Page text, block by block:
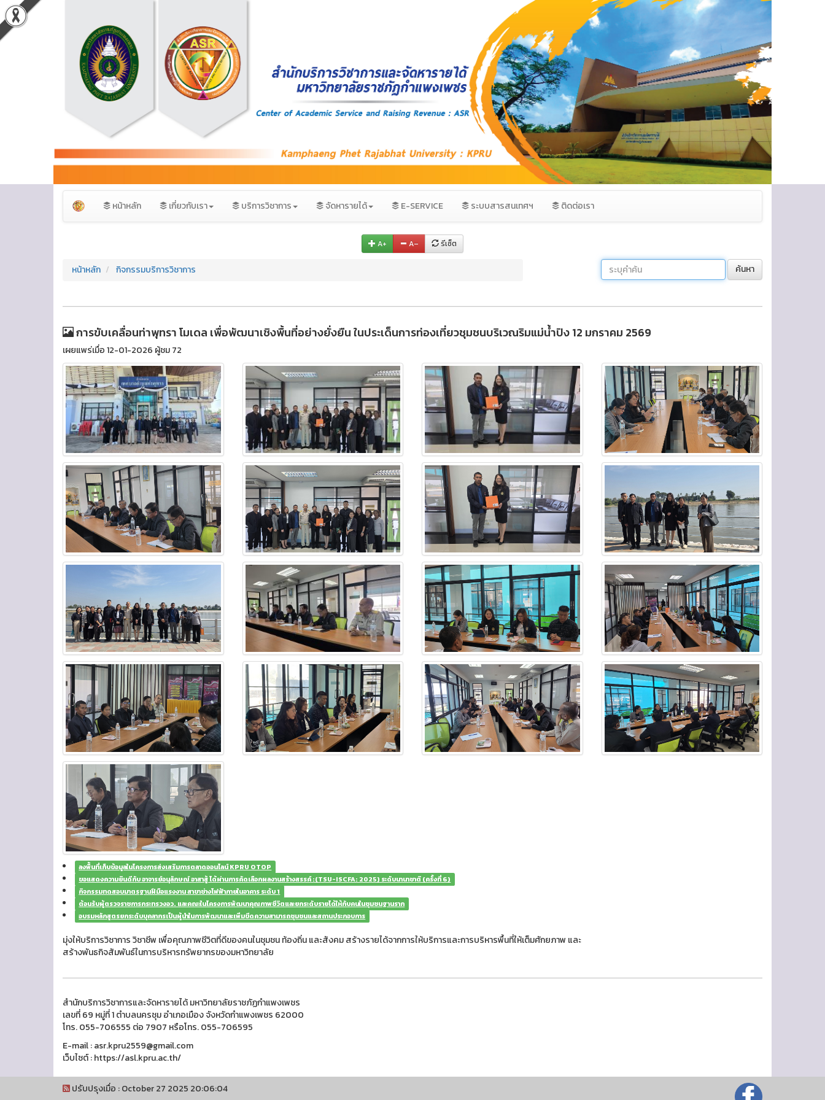
หน้าหลัก เกี่ยวกับเรา บริการวิชาการ จัดหารายได้ E-SERVICE ระบบสารสนเทศฯ ติดต่อเรา
A+ A– รีเซ็ต
หน้าหลัก กิจกรรมบริการวิชาการ ค้นหา
การขับเคลื่อนท่าพุทรา โมเดล เพื่อพัฒนาเชิงพื้นที่อย่างยั่งยืน ในประเด็นการท่องเที่ยวชุมชนบริเวณริมแม่น้ำปิง 12 มกราคม 2569
เผยแพร่เมื่อ 12-01-2026 ผู้ชม 72
ลงพืันที่เก็บข้อมูลในโครงการส่งเสริมการตลาดออนไลน์ KPRU OTOP
ขอแสดงความยินดีกับ อาจารย์อนุลักษณ์ อาสาสู้ ได้ผ่านการคัดเลือกผลงานสร้างสรรค์ :(TSU-ISCFA: 2025) ระดับนานาชาติ (ครั้งที่ 6)
กิจกรรมทดสอบมาตรฐานฝีมือแรงงาน สาขาช่างไฟฟ้าภายในอาคาร ระดับ 1
ต้อนรับผู้ตรวจราชการกระทรวงอว. และคณะในโครงการพัฒนาคุณภาพชีวิตและยกระดับรายได้ให้กับคนในชุมชนฐานราก
อบรมหลักสูตรยกระดับบุคลากรเป็นผู้นำในการพัฒนาและเพิ่มขีดความสามารถชุมชนและสถานประกอบการ
มุ่งให้บริการวิชาการ วิชาชีพ เพื่อคุณภาพชีวิตที่ดีของคนในชุมชน ท้องถิ่น และสังคม สร้างรายได้จากการให้บริการและการบริหารพื้นที่ให้เต็มศักยภาพ และ
สร้างพันธกิจสัมพันธ์ในการบริหารทรัพยากรของมหาวิทยาลัย
สำนักบริการวิชาการและจัดหารายได้ มหาวิทยาลัยราชภัฏกำแพงเพชร
เลขที่ 69 หมู่ที่ 1 ตำบลนครชุม อำเภอเมือง จังหวัดกำแพงเพชร 62000
โทร. 055-706555 ต่อ 7907 หรือโทร. 055-706595
E-mail : asr.kpru2559@gmail.com
เว็บไซต์ : https://asl.kpru.ac.th/
ปรับปรุงเมื่อ : October 27 2025 20:06:04